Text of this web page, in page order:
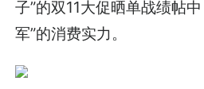
子”的双11大促晒单战绩帖
军”的消费实力。